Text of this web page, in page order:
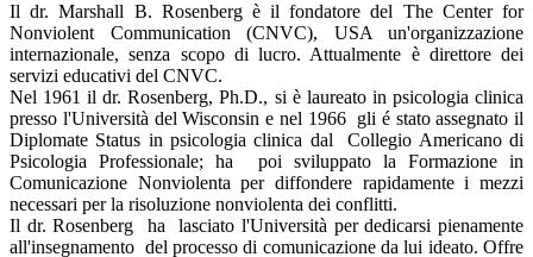
Il dr. Marshall B. Rosenberg è il fondatore del The Center for
Nonviolent Communication (CNVC), USA un'organizzazione
internazionale, senza scopo di lucro. Attualmente è direttore dei
servizi educativi del CNVC.
Nel 1961 il dr. Rosenberg, Ph.D., si è laureato in psicologia clinica
presso l'Università del Wisconsin e nel 1966 gli é stato assegnato il
Diplomate Status in psicologia clinica dal Collegio Americano di
Psicologia Professionale; ha poi sviluppato la Formazione in
Comunicazione Nonviolenta per diffondere rapidamente i mezzi
necessari per la risoluzione nonviolenta dei conflitti.
Il dr. Rosenberg ha lasciato l'Università per dedicarsi pienamente
all'insegnamento del processo di comunicazione da lui ideato. Offre